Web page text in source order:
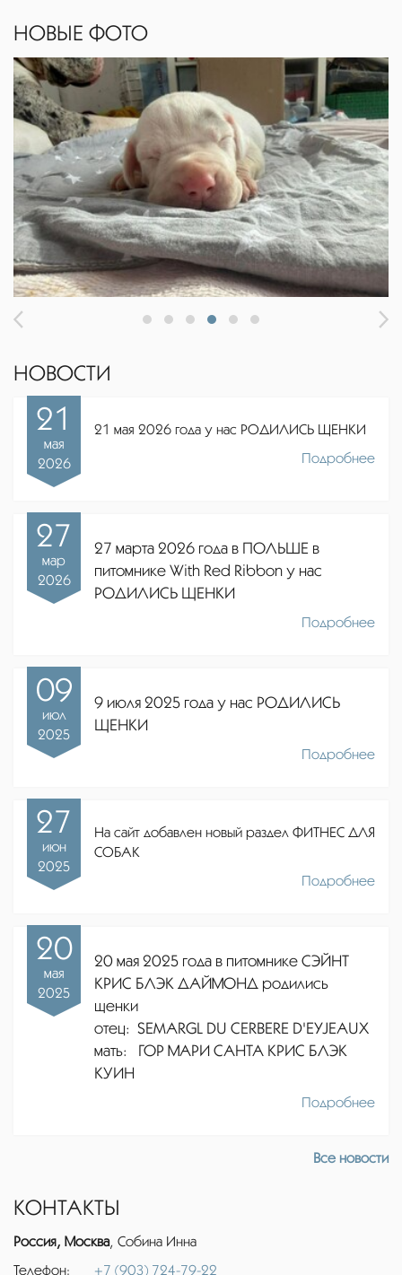
НОВЫЕ ФОТО
НОВОСТИ
21
мая
2026
21 мая 2026 года у нас РОДИЛИСЬ ЩЕНКИ
Подробнее
27
мар
2026
27 марта 2026 года в ПОЛЬШЕ в
питомнике With Red Ribbon у нас
РОДИЛИСЬ ЩЕНКИ
Подробнее
09
июл
2025
9 июля 2025 года у нас РОДИЛИСЬ
ЩЕНКИ
Подробнее
27
июн
2025
На сайт добавлен новый раздел ФИТНЕС ДЛЯ
СОБАК
Подробнее
20
мая
2025
20 мая 2025 года в питомнике СЭЙНТ
КРИС БЛЭК ДАЙМОНД родились
щенки
отец: SEMARGL DU CERBERE D'EYJEAUX
мать: ГОР МАРИ САНТА КРИС БЛЭК
КУИН
Подробнее
Все новости
КОНТАКТЫ
Россия, Москва, Собина Инна
Телефон:
+7 (903) 724-79-22